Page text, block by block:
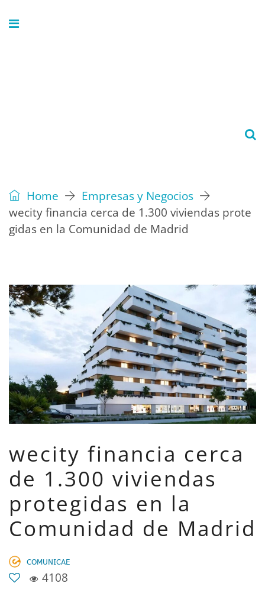
Home
Empresas y Negocios
wecity financia cerca de 1.300 viviendas prote
gidas en la Comunidad de Madrid
wecity financia cerca
de 1.300 viviendas
protegidas en la
Comunidad de Madrid
𝖢𝖮𝖬𝖴𝖭𝖨𝖢𝖠𝖤
4108